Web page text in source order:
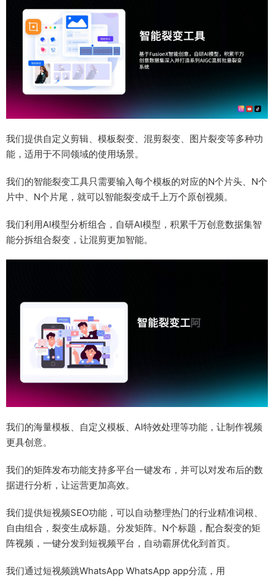
我们提供自定义剪辑、模板裂变、混剪裂变、图片裂变等多种功
能，适用于不同领域的使用场景。
我们的智能裂变工具只需要输入每个模板的对应的N个片头、N个
片中、N个片尾，就可以智能裂变成千上万个原创视频。
我们利用AI模型分析组合，自研AI模型，积累千万创意数据集智
能分拆组合裂变，让混剪更加智能。
我们的海量模板、自定义模板、AI特效处理等功能，让制作视频
更具创意。
我们的矩阵发布功能支持多平台一键发布，并可以对发布后的数
据进行分析，让运营更加高效。
我们提供短视频SEO功能，可以自动整理热门的行业精准词根、
自由组合，裂变生成标题。分发矩阵。N个标题，配合裂变的矩
阵视频，一键分发到短视频平台，自动霸屏优化到首页。
我们通过短视频跳WhatsApp WhatsApp app分流，用